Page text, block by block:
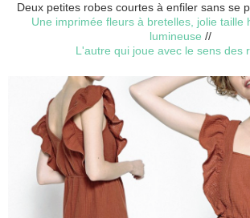
Deux petites robes courtes à enfiler sans se
Une imprimée fleurs à bretelles, jolie taille
lumineuse //
L'autre qui joue avec le sens des